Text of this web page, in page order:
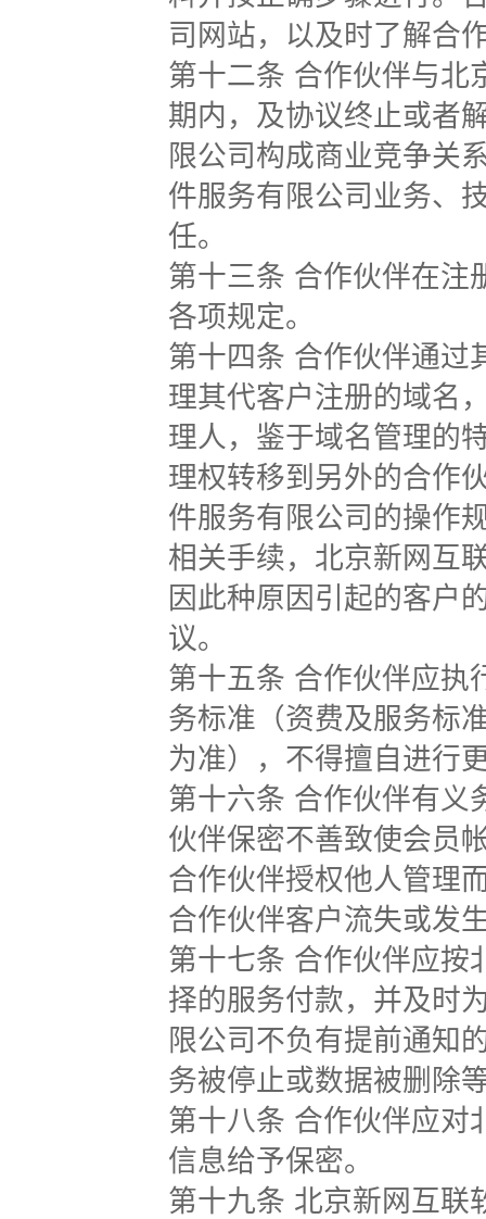
司网站，以及时了解合
第十二条 合作伙伴与北
期内，及协议终止或者
限公司构成商业竞争关
件服务有限公司业务、
任。
第十三条 合作伙伴在注
各项规定。
第十四条 合作伙伴通过
理其代客户注册的域名
理人，鉴于域名管理的
理权转移到另外的合作
件服务有限公司的操作
相关手续，北京新网互
因此种原因引起的客户
议。
第十五条 合作伙伴应执
务标准（资费及服务标
为准），不得擅自进行
第十六条 合作伙伴有义
伙伴保密不善致使会员
合作伙伴授权他人管理
合作伙伴客户流失或发
第十七条 合作伙伴应按
择的服务付款，并及时
限公司不负有提前通知
务被停止或数据被删除
第十八条 合作伙伴应对
信息给予保密。
第十九条 北京新网互联